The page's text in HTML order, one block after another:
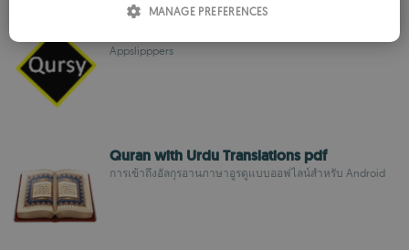
Appslipppers
Quran with Urdu Translations pdf
การเข้าถึงอัลกุรอานภาษาอูรดูแบบออฟไลน์สำหรับ Android
MANAGE PREFERENCES